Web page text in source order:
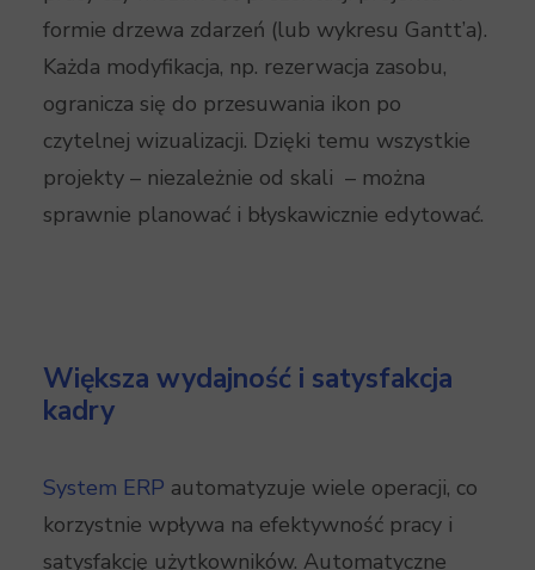
formie drzewa zdarzeń (lub wykresu Gantt’a).
Każda modyfikacja, np. rezerwacja zasobu,
ogranicza się do przesuwania ikon po
czytelnej wizualizacji. Dzięki temu wszystkie
projekty – niezależnie od skali – można
sprawnie planować i błyskawicznie edytować.
Większa wydajność i satysfakcja
kadry
System ERP automatyzuje wiele operacji, co
korzystnie wpływa na efektywność pracy i
satysfakcję użytkowników. Automatyczne